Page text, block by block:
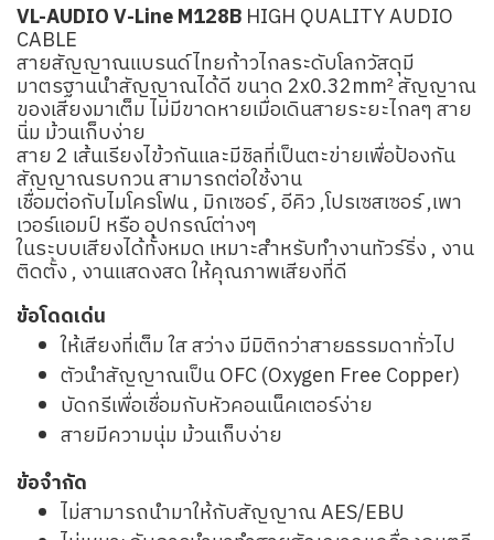
VL-AUDIO V-Line M128B HIGH QUALITY AUDIO
CABLE
สายสัญญาณแบรนด์ไทยก้าวไกลระดับโลกวัสดุมี
มาตรฐานนำสัญญาณได้ดี ขนาด 2x0.32mm² สัญญาณ
ของเสียงมาเต็ม ไม่มีขาดหายเมื่อเดินสายระยะไกลๆ สาย
นิ่ม ม้วนเก็บง่าย
สาย 2 เส้นเรียงไข้วกันและมีชิลที่เป็นตะข่ายเพื่อป้องกัน
สัญญาณรบกวน สามารถต่อใช้งาน
เชื่อมต่อกับไมโครโฟน , มิกเซอร์ , อีคิว ,โปรเซสเซอร์ ,เพา
เวอร์แอมป์ หรือ อุปกรณ์ต่างๆ
ในระบบเสียงได้ทั้งหมด เหมาะสำหรับทำงานทัวร์ริ่ง , งาน
ติดตั้ง , งานแสดงสด ให้คุณภาพเสียงที่ดี
ข้อโดดเด่น
ให้เสียงที่เต็ม ใส สว่าง มีมิติกว่าสายธรรมดาทั่วไป
ตัวนำสัญญาณเป็น OFC (Oxygen Free Copper)
บัดกรีเพื่อเชื่อมกับหัวคอนเน็คเตอร์ง่าย
สายมีความนุ่ม ม้วนเก็บง่าย
ข้อจำกัด
ไม่สามารถนำมาให้กับสัญญาณ AES/EBU